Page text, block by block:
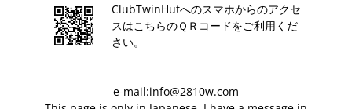
ClubTwinHutへのスマホからのアクセ
スはこちらのＱＲコードをご利用くだ
さい。
e-mail:info@2810w.com